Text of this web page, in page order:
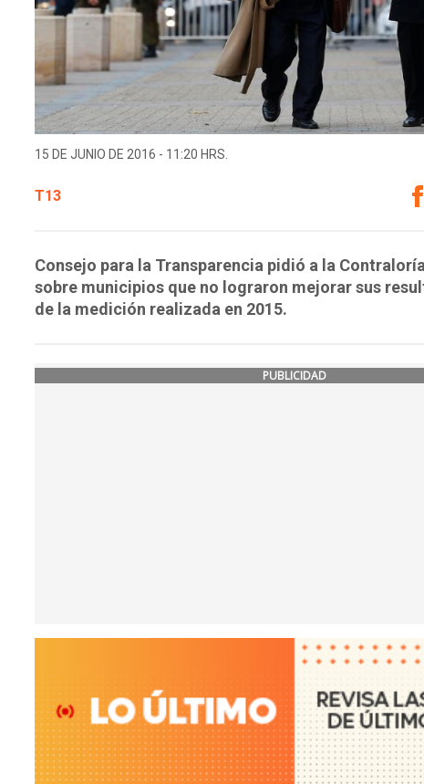
15 DE JUNIO DE 2016 - 11:20 HRS.
T13
Consejo para la Transparencia pidió a la
sobre municipios que no lograron mejorar sus
de la medición realizada en 2015.
PUBLICIDAD